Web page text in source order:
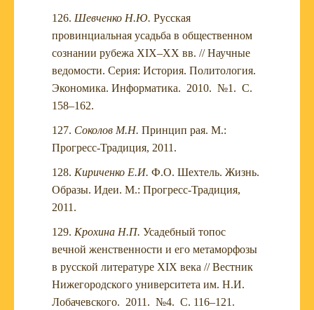
Шевченко Н.Ю. Русская
провинциальная усадьба в общественном
сознании рубежа XIX–XX вв. // Научные
ведомости. Серия: История. Политология.
Экономика. Информатика. 2010. №1. С.
158–162.
Соколов М.Н. Принцип рая. М.:
Прогресс-Традиция, 2011.
Кириченко Е.И. Ф.О. Шехтель. Жизнь.
Образы. Идеи. М.: Прогресс-Традиция,
2011.
Крохина Н.П. Усадебный топос
вечной женственности и его метаморфозы
в русской литературе XIX века // Вестник
Нижегородского университета им. Н.И.
Лобачевского. 2011. №4. С. 116–121.